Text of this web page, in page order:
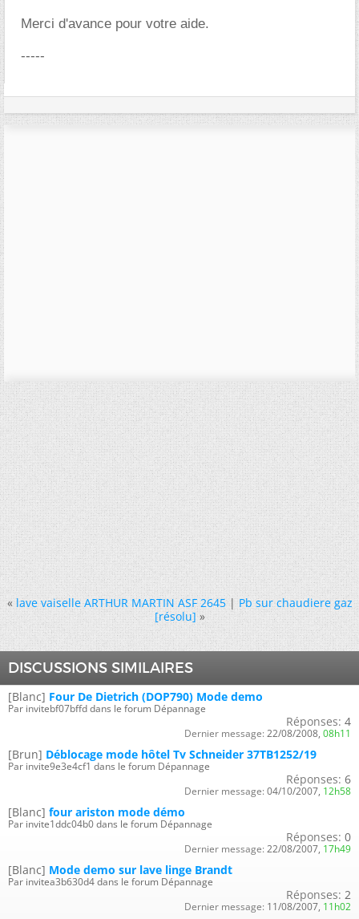
Merci d'avance pour votre aide.
-----
« lave vaiselle ARTHUR MARTIN ASF 2645|Pb sur chaudiere gaz
[résolu] »
DISCUSSIONS SIMILAIRES
[Blanc] Four De Dietrich (DOP790) Mode demo
Par invitebf07bffd dans le forum Dépannage
Réponses: 4
Dernier message: 22/08/2008, 08h11
[Brun] Déblocage mode hôtel Tv Schneider 37TB1252/19
Par invite9e3e4cf1 dans le forum Dépannage
Réponses: 6
Dernier message: 04/10/2007, 12h58
[Blanc] four ariston mode démo
Par invite1ddc04b0 dans le forum Dépannage
Réponses: 0
Dernier message: 22/08/2007, 17h49
[Blanc] Mode demo sur lave linge Brandt
Par invitea3b630d4 dans le forum Dépannage
Réponses: 2
Dernier message: 11/08/2007, 11h02